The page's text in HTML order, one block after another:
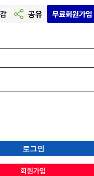
회원가입